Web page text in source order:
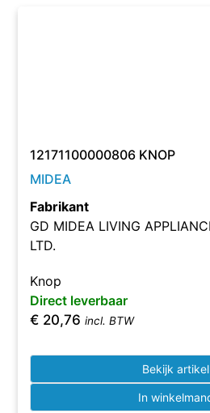
12171100000806 KNOP
MIDEA
Fabrikant
GD MIDEA LIVING
LTD.
Knop
Direct leverbaar
€ 20,76 incl. BTW
Bekijk artikel
In